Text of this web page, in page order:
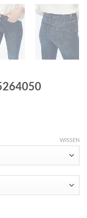
WISSEN